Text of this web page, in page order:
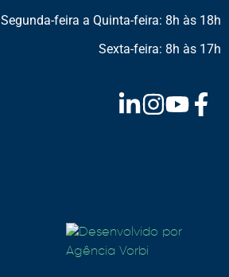
Segunda-feira a Quinta-feira: 8h às 18h
Sexta-feira: 8h às 17h